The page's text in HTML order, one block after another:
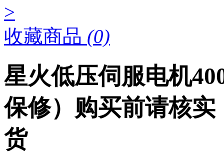
>
收藏商品 (0)
星火低压伺服电机
保修）购买前请核
货